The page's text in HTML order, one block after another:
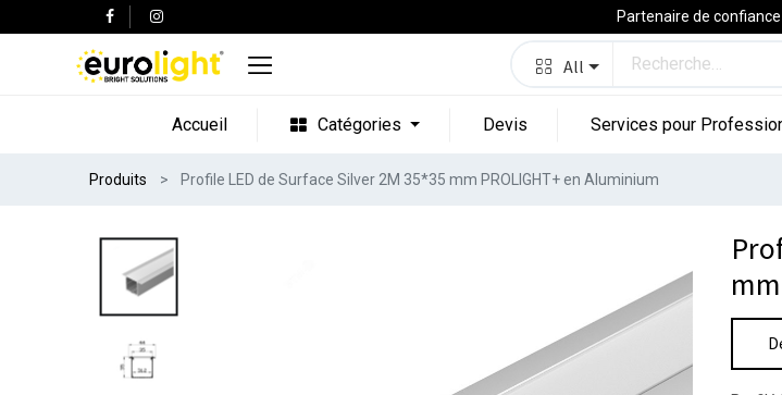
Partenaire de confiance
All
Accueil Catégories Devis Services pour
Produits Profile LED de Surface Silver 2M 35*35 mm PROLIGHT+ en Aluminium